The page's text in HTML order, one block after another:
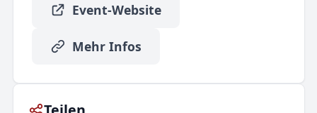
Event-Website
Mehr Infos